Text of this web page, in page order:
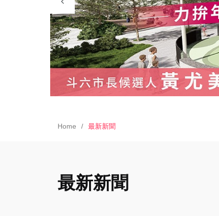
Home 最新新聞
最新新聞